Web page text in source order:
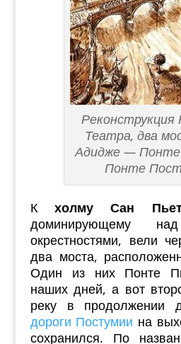
Реконструкция
Театра, два
Адидже —
Понте
К холму Сан
доминирующему
окрестностями, вели
два моста,
Один из них Понте
наших дней, а вот
реку в продолжении
дороги Постумии на
сохранился. По